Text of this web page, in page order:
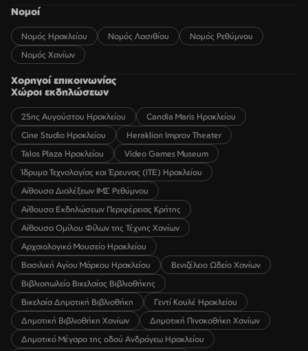
Νομοί
Νομός Ηρακλείου Νομός Λασιθίου
Νομός Ρεθύμνου
Νομός Χανίων
Χορηγοί επικοινωνίας
Χώροι εκδηλώσεων
25ης Αυγούστου Ηρακλείου
Candia Maris Ηρακλείου
Cine Studio Ηρακλείου
Heraklion Improv Theater
Talos Plaza Ηρακλείου
Video Games Museum
Ίδρυμα Τεχνολογίας και Έρευνας (ΙΤΕ) Ηρακλείου
Αίθουσα Διαλέξεων ΙΜΣ Ρεθύμνου
Αίθουσα Εκδηλώσεων Περιφέρειας Κρήτης
Αίθουσα Ομίλου Φίλων της Τέχνης Χανίων
Αρχαιολογικό Μουσείο Ηρακλείου
Βασιλική Αγίου Μάρκου Ηρακλείου
Βενιζέλειο Ωδείο Χανίων
Βιβλιοπωλείο Βικελαίας Βιβλιοθήκης
Βικελαία Δημοτική Βιβλιοθήκη
Γεντί Κουλέ Ηρακλείου
Δημοτική Βιβλιοθήκη Χανίων
Δημοτική Πινακοθήκη Χανίων
Δημοτικό Μέγαρο της οδού Ανδρόγεω Ηρακλείου